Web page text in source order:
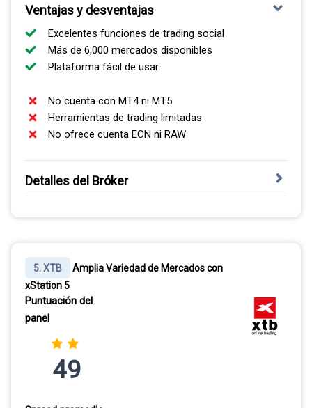
Ventajas y desventajas
Excelentes funciones de trading social
Más de 6,000 mercados disponibles
Plataforma fácil de usar
No cuenta con MT4 ni MT5
Herramientas de trading limitadas
No ofrece cuenta ECN ni RAW
Detalles del Bróker
cuentas separadas en bancos de primer nivel. Al abrir
una posición larga sin apalancamiento en una acción o
ETF no se aplica comisión, y sus spreads promedian 1
COPY TRADING Y TRADING SOCIAL
5. XTB
Amplia Variedad de Mercados con
xStation 5
Puntuación del
panel
49